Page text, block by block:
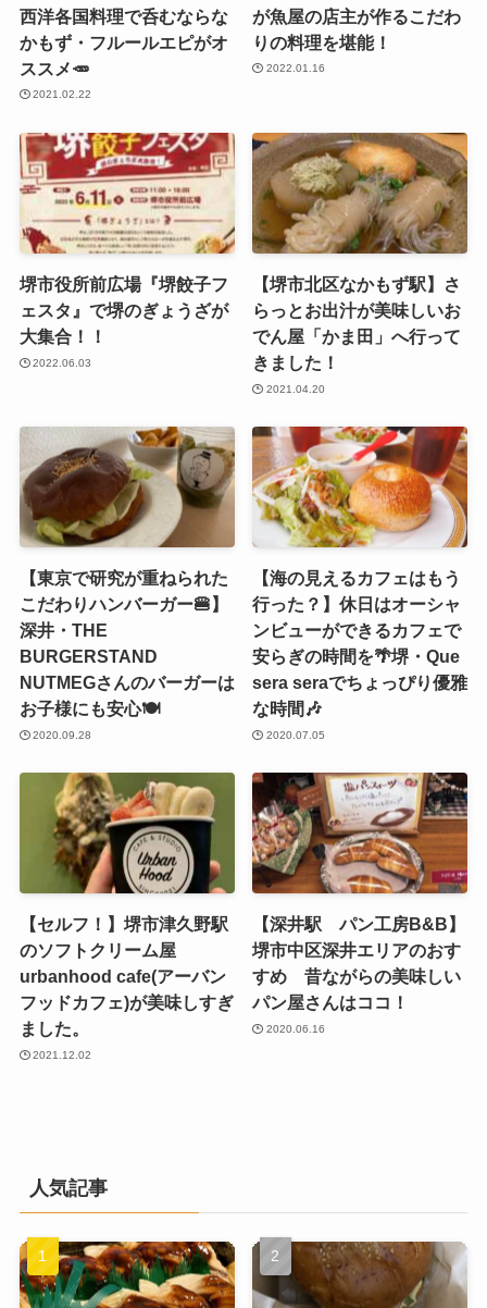
西洋各国料理で呑むならな
かもず・フルールエピがオ
ススメ🥕
2021.02.22
が魚屋の店主が作るこだわ
りの料理を堪能！
2022.01.16
堺市役所前広場『堺餃子フ
ェスタ』で堺のぎょうざが
大集合！！
2022.06.03
【堺市北区なかもず駅】さ
らっとお出汁が美味しいお
でん屋「かま田」へ行って
きました！
2021.04.20
【東京で研究が重ねられた
こだわりハンバーガー🍔】
深井・THE
BURGERSTAND
NUTMEGさんのバーガーは
お子様にも安心🍽
2020.09.28
【海の見えるカフェはもう
行った？】休日はオーシャ
ンビューができるカフェで
安らぎの時間を🌴堺・Que
sera seraでちょっぴり優雅
な時間🎶
2020.07.05
【セルフ！】堺市津久野駅
のソフトクリーム屋
urbanhood cafe(アーバン
フッドカフェ)が美味しすぎ
ました。
2021.12.02
【深井駅 パン工房B&B】
堺市中区深井エリアのおす
すめ 昔ながらの美味しい
パン屋さんはココ！
2020.06.16
人気記事